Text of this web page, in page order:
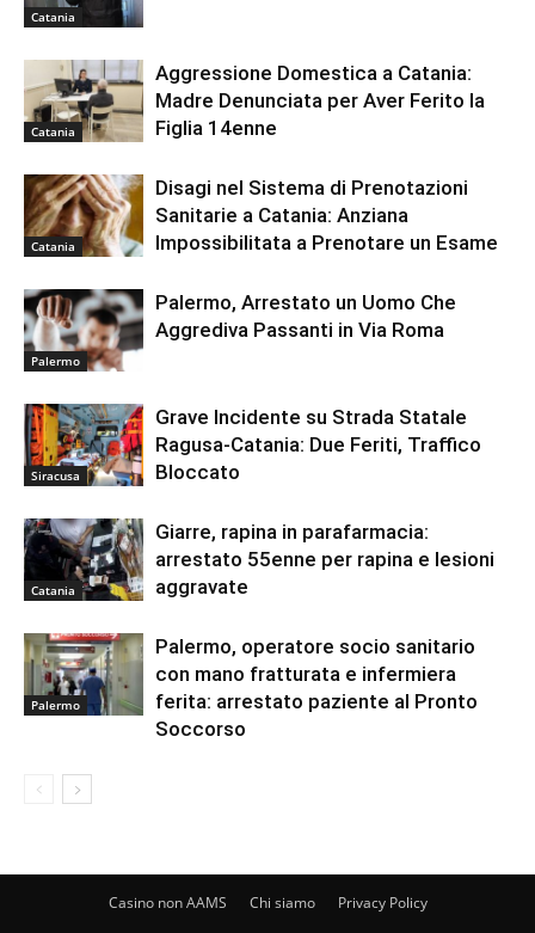
Catania
Catania
Aggressione Domestica a Catania:
Madre Denunciata per Aver Ferito la
Figlia 14enne
Catania
Disagi nel Sistema di Prenotazioni
Sanitarie a Catania: Anziana
Impossibilitata a Prenotare un Esame
Palermo
Palermo, Arrestato un Uomo Che
Aggrediva Passanti in Via Roma
Siracusa
Grave Incidente su Strada Statale
Ragusa-Catania: Due Feriti, Traffico
Bloccato
Catania
Giarre, rapina in parafarmacia:
arrestato 55enne per rapina e lesioni
aggravate
Palermo
Palermo, operatore socio sanitario
con mano fratturata e infermiera
ferita: arrestato paziente al Pronto
Soccorso
Casino non AAMS Chi siamo Privacy Policy